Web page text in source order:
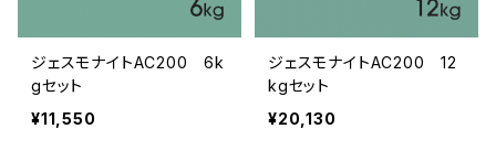
ジェスモナイトAC200 6k
gセット
¥11,550
ジェスモナイトAC200 12
kgセット
¥20,130